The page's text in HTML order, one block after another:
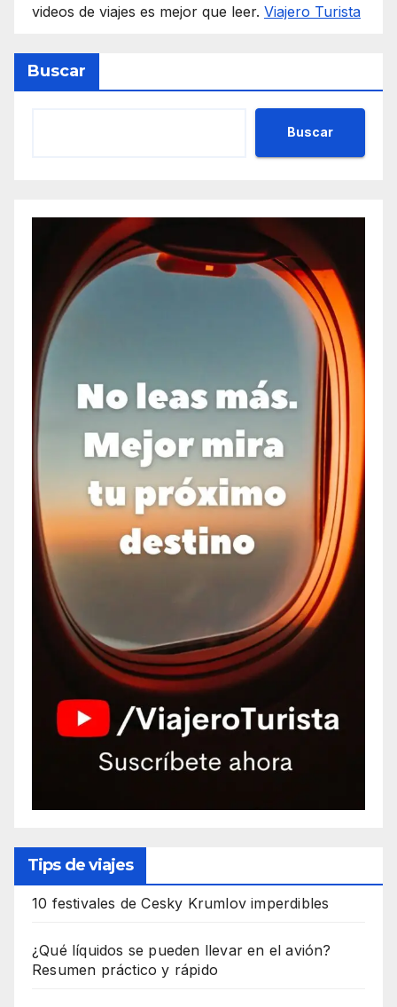
videos de viajes es mejor que leer. Viajero Turista
Buscar
Buscar
Tips de viajes
10 festivales de Cesky Krumlov imperdibles
¿Qué líquidos se pueden llevar en el avión?
Resumen práctico y rápido